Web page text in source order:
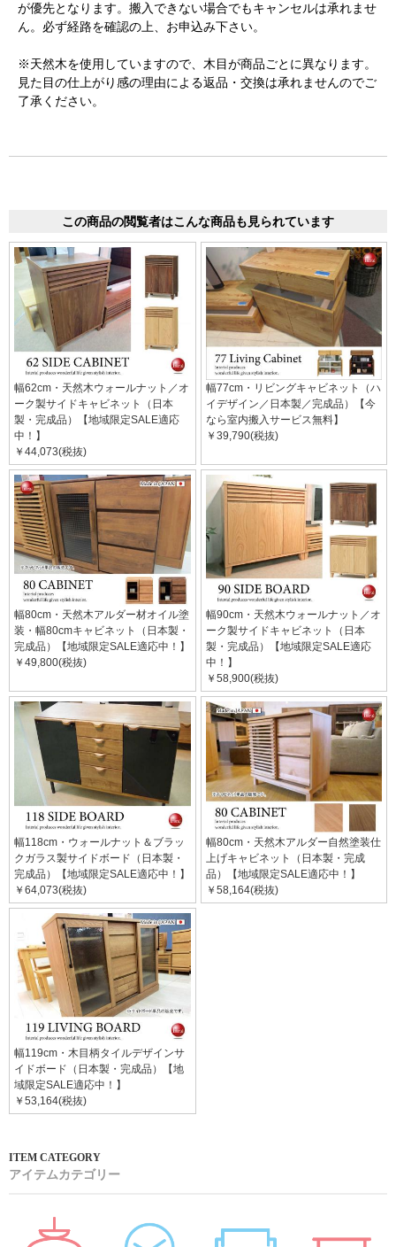
が優先となります。搬入できない場合でもキャンセルは承れませ
ん。必ず経路を確認の上、お申込み下さい。
※天然木を使用していますので、木目が商品ごとに異なります。
見た目の仕上がり感の理由による返品・交換は承れませんのでご
了承ください。
この商品の閲覧者はこんな商品も見られています
幅62cm・天然木ウォールナット／オ
ーク製サイドキャビネット（日本
製・完成品）【地域限定SALE適応
中！】
￥44,073(税抜)
幅77cm・リビングキャビネット（ハ
イデザイン／日本製／完成品）【今
なら室内搬入サービス無料】
￥39,790(税抜)
幅80cm・天然木アルダー材オイル塗
装・幅80cmキャビネット（日本製・
完成品）【地域限定SALE適応中！】
￥49,800(税抜)
幅90cm・天然木ウォールナット／オ
ーク製サイドキャビネット（日本
製・完成品）【地域限定SALE適応
中！】
￥58,900(税抜)
幅118cm・ウォールナット＆ブラッ
クガラス製サイドボード（日本製・
完成品）【地域限定SALE適応中！】
￥64,073(税抜)
幅80cm・天然木アルダー自然塗装仕
上げキャビネット（日本製・完成
品）【地域限定SALE適応中！】
￥58,164(税抜)
幅119cm・木目柄タイルデザインサ
イドボード（日本製・完成品）【地
域限定SALE適応中！】
￥53,164(税抜)
アイテムカテゴリー